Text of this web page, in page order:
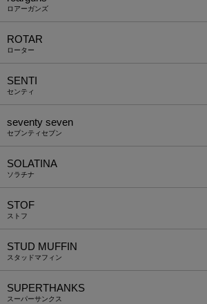
ロアーガンズ
ROTAR
ローター
SENTI
センティ
seventy seven
セブンティセブン
SOLATINA
ソラチナ
STOF
ストフ
STUD MUFFIN
スタッドマフィン
SUPERTHANKS
スーパーサンクス